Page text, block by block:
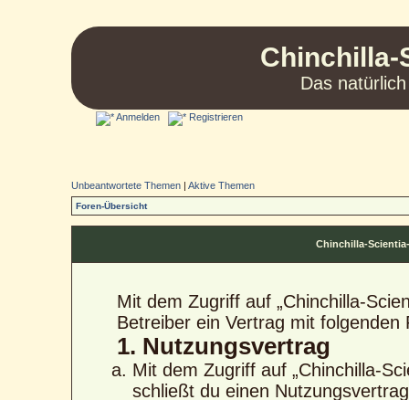
Chinchilla-
Das
Anmelden Registrieren
Unbeantwortete Themen |Aktive Themen
Foren-Übersicht
Chinchilla-
Mit dem Zugriff auf „Chinchilla-
Betreiber ein Vertrag mit folgenden
1. Nutzungsvertrag
Mit dem Zugriff auf „Chinchilla-
schließt du einen